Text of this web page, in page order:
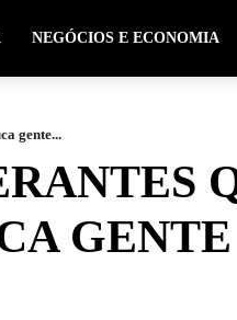
NEGÓCIOS E ECONOMIA
gente...